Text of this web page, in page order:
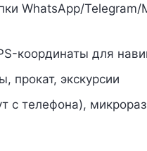
WhatsApp/Telegram/
координаты для
прокат, экскурсии
с телефона),